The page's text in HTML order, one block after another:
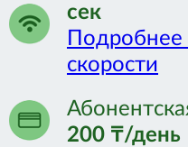
сек
Подробнее
скорости
200 ₸/день